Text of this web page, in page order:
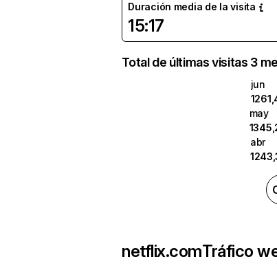
Duración media de la visita
15:17
Total de últimas visitas 3
jun
may
abr
netflix.comTráfico